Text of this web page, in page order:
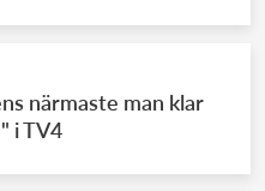
närmaste man klar
i TV4